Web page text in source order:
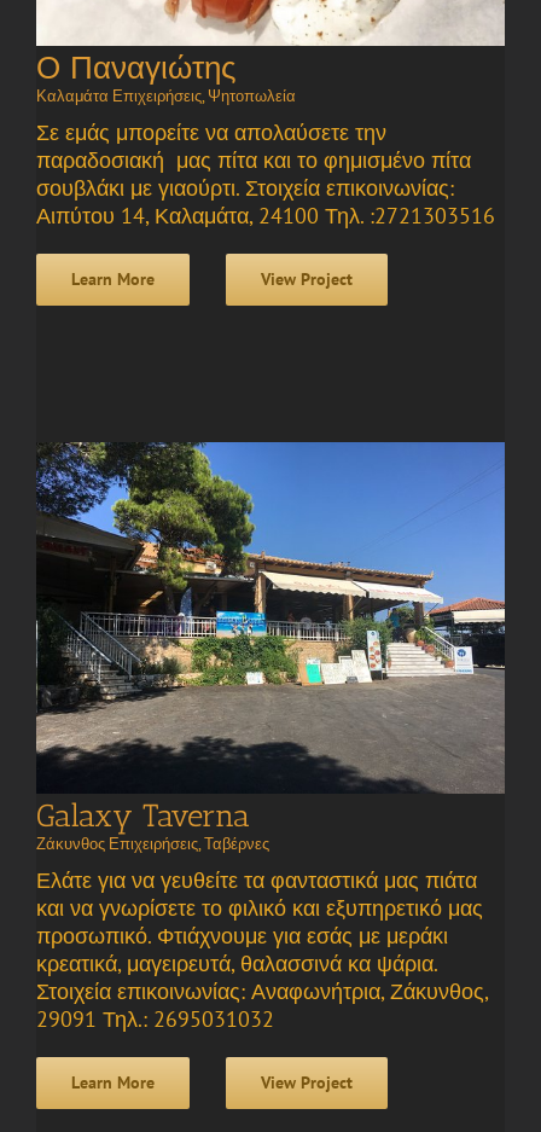
Ο Παναγιώτης
Καλαμάτα Επιχειρήσεις, Ψητοπωλεία
Σε εμάς μπορείτε να απολαύσετε την
παραδοσιακή μας πίτα και το φημισμένο πίτα
σουβλάκι με γιαούρτι. Στοιχεία επικοινωνίας:
Αιπύτου 14, Καλαμάτα, 24100 Τηλ. :2721303516
Learn More View Project
Galaxy Taverna
Ζάκυνθος Επιχειρήσεις,Ταβέρνες
Ελάτε για να γευθείτε τα φανταστικά μας πιάτα
και να γνωρίσετε το φιλικό και εξυπηρετικό μας
προσωπικό. Φτιάχνουμε για εσάς με μεράκι
κρεατικά, μαγειρευτά, θαλασσινά κα ψάρια.
Στοιχεία επικοινωνίας: Αναφωνήτρια, Ζάκυνθος,
29091 Τηλ.: 2695031032
Learn More View Project